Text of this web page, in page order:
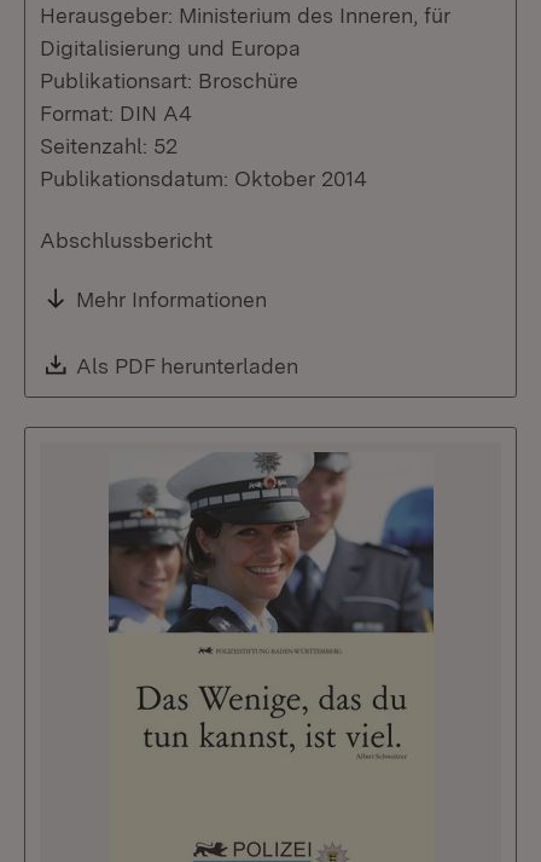
Herausgeber: Ministerium des Inneren, für
Digitalisierung und Europa
Publikationsart: Broschüre
Format: DIN A4
Seitenzahl: 52
Publikationsdatum: Oktober 2014
Abschlussbericht
Mehr Informationen
Download:
Als PDF herunterladen